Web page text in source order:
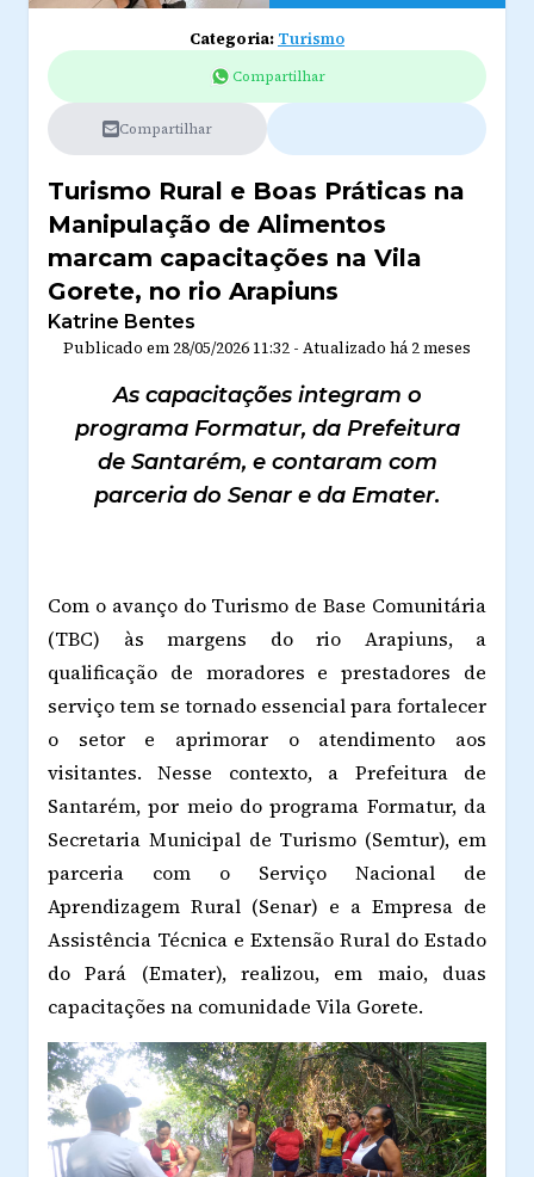
Categoria: Turismo
Compartilhar
Compartilhar
Turismo Rural e Boas Práticas na
Manipulação de Alimentos
marcam capacitações na Vila
Gorete, no rio Arapiuns
Katrine Bentes
Publicado em 28/05/2026 11:32 - Atualizado há 2 meses
As capacitações integram o
programa Formatur, da Prefeitura
de Santarém, e contaram com
parceria do Senar e da Emater.
Com o avanço do Turismo de Base Comunitária
(TBC) às margens do rio Arapiuns, a
qualificação de moradores e prestadores de
serviço tem se tornado essencial para fortalecer
o setor e aprimorar o atendimento aos
visitantes. Nesse contexto, a Prefeitura de
Santarém, por meio do programa Formatur, da
Secretaria Municipal de Turismo (Semtur), em
parceria com o Serviço Nacional de
Aprendizagem Rural (Senar) e a Empresa de
Assistência Técnica e Extensão Rural do Estado
do Pará (Emater), realizou, em maio, duas
capacitações na comunidade Vila Gorete.